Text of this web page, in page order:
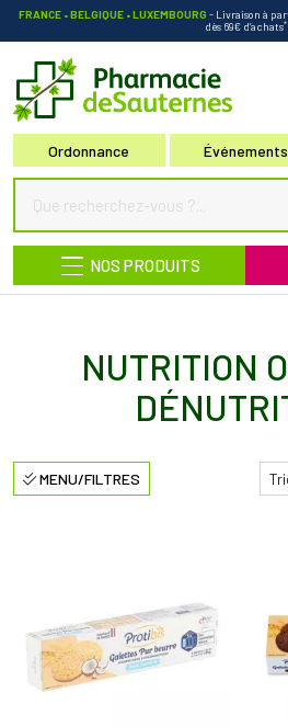
FRANCE • BELGIQUE • LUXEMBOURG - Livraison à
dès 69€ d’achats*
Ordonnance Événements
NOS PRODUITS
NUTRITION
MENU/FILTRES